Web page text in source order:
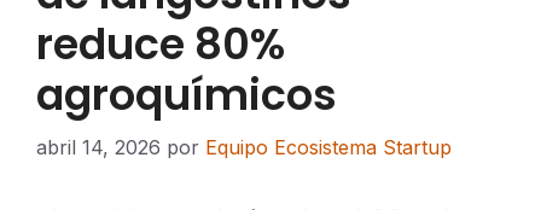
reduce 80%
agroquímicos
abril 14, 2026 por Equipo Ecosistema Startup